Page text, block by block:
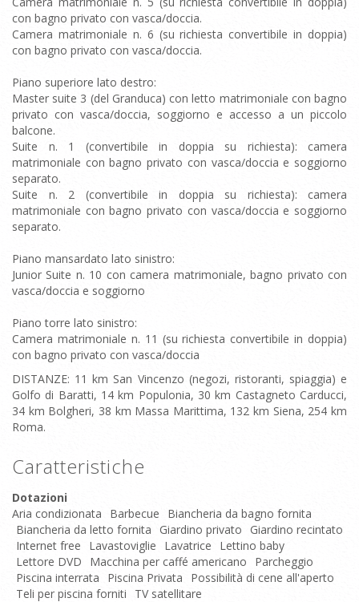
con bagno privato con vasca/doccia.
Camera matrimoniale n. 6 (su richiesta convertibile in doppia)
con bagno privato con vasca/doccia.
Piano superiore lato destro:
Master suite 3 (del Granduca) con letto matrimoniale con bagno
privato con vasca/doccia, soggiorno e accesso a un piccolo
balcone.
Suite n. 1 (convertibile in doppia su richiesta): camera
matrimoniale con bagno privato con vasca/doccia e soggiorno
separato.
Suite n. 2 (convertibile in doppia su richiesta): camera
matrimoniale con bagno privato con vasca/doccia e soggiorno
separato.
Piano mansardato lato sinistro:
Junior Suite n. 10 con camera matrimoniale, bagno privato con
vasca/doccia e soggiorno
Piano torre lato sinistro:
Camera matrimoniale n. 11 (su richiesta convertibile in doppia)
con bagno privato con vasca/doccia
DISTANZE: 11 km San Vincenzo (negozi, ristoranti, spiaggia) e
Golfo di Baratti, 14 km Populonia, 30 km Castagneto Carducci,
34 km Bolgheri, 38 km Massa Marittima, 132 km Siena, 254 km
Roma.
Caratteristiche
Dotazioni
Aria condizionata
Barbecue
Biancheria da bagno fornita
Biancheria da letto fornita
Giardino privato
Giardino recintato
Internet free
Lavastoviglie Lavatrice
Lettino baby
Lettore DVD
Macchina per caffé americano
Parcheggio
Piscina interrata
Piscina Privata
Possibilità di cene all'aperto
Teli per piscina forniti
TV satellitare